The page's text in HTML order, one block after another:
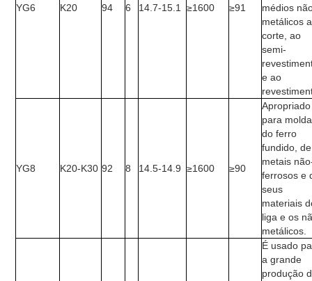
YG6 K20 94 6 14.7-15.1 ≥1600 ≥91
médios
metálicos
corte, ao
semi-
e ao
YG8 K20-K30 92 8 14.5-14.9 ≥1600 ≥90
Apropriado
para
do ferro
fundido, de
metais
ferrosos e
seus
materiais
liga e os
metálicos.
É usado
a grande
produção